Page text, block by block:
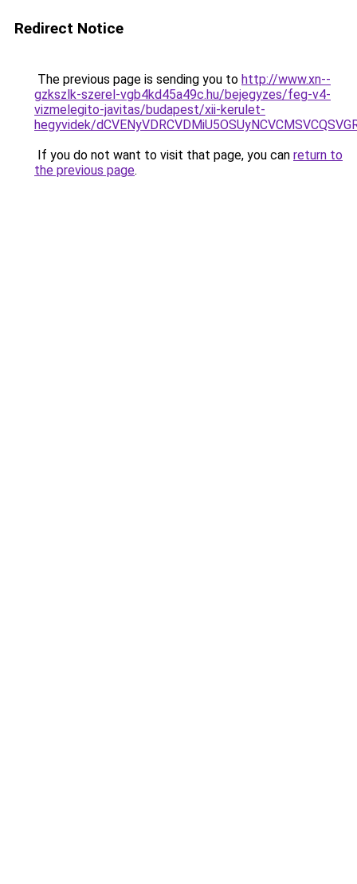
Redirect Notice
The previous page is sending you to http://www.xn--
gzkszlk-szerel-vgb4kd45a49c.hu/bejegyzes/feg-v4-
vizmelegito-javitas/budapest/xii-kerulet-
hegyvidek/
If you do not want to visit that page, you can return to
the previous page.